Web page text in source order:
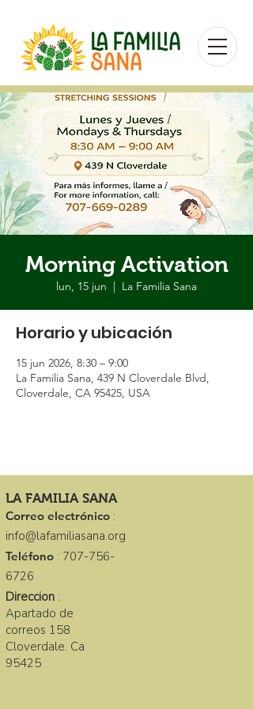
Morning Activation
lun, 15 jun
  |
La Familia Sana
Horario y ubicación
15 jun 2026, 8:30 – 9:00
La Familia Sana, 439 N Cloverdale Blvd,
Cloverdale, CA 95425, USA
LA FAMILIA SANA
Correo electrónico :
info@lafamiliasana.org
Teléfono : 707-756-
6726
Direccion :
Apartado de
correos 158
Cloverdale. Ca
95425